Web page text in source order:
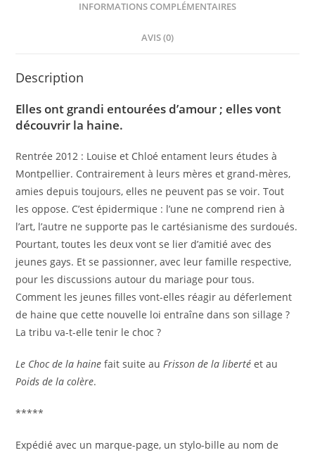
INFORMATIONS COMPLÉMENTAIRES
AVIS (0)
Description
Elles ont grandi entourées d’amour ; elles vont
découvrir la haine.
Rentrée 2012 : Louise et Chloé entament leurs études à
Montpellier. Contrairement à leurs mères et grand-mères,
amies depuis toujours, elles ne peuvent pas se voir. Tout
les oppose. C’est épidermique : l’une ne comprend rien à
l’art, l’autre ne supporte pas le cartésianisme des surdoués.
Pourtant, toutes les deux vont se lier d’amitié avec des
jeunes gays. Et se passionner, avec leur famille respective,
pour les discussions autour du mariage pour tous.
Comment les jeunes filles vont-elles réagir au déferlement
de haine que cette nouvelle loi entraîne dans son sillage ?
La tribu va-t-elle tenir le choc ?
Le Choc de la haine fait suite auFrisson de la liberté et au
Poids de la colère.
*****
Expédié avec un marque-page, un stylo-bille au nom de